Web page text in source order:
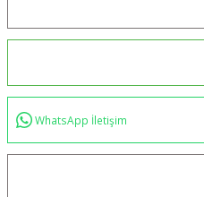
WhatsApp İletişim